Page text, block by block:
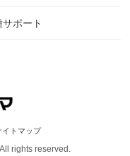
サポート
イトマップ
rights reserved.